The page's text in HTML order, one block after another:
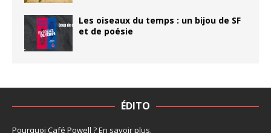
Les oiseaux du temps : un bijou de SF
et de poésie
ÉDITO
Pourquoi Café Powell ?En savoir plus.